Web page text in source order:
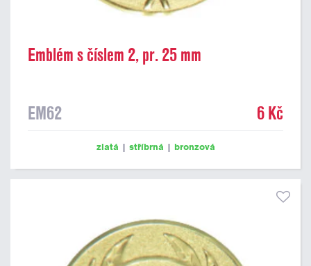
Emblém s číslem 2, pr. 25 mm
EM62 6 Kč
zlatá | stříbrná | bronzová